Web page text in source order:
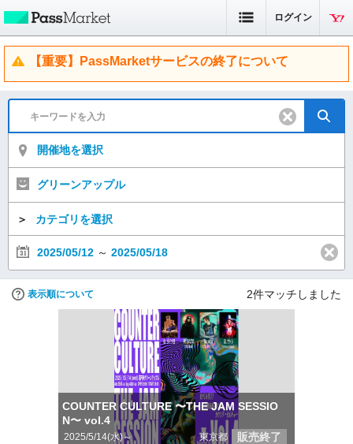
ログイン
【重要】PassMarketサービスの終了について
開催地を選択
グリーンアップル
＞ カテゴリを選択
2025/05/12 ～ 2025/05/18
表示順について 2件マッチしました
COUNTER CULTURE 〜THE JAM SESSIO
N〜 vol.4
2025/5/14(水)～ 東京都 販売終了